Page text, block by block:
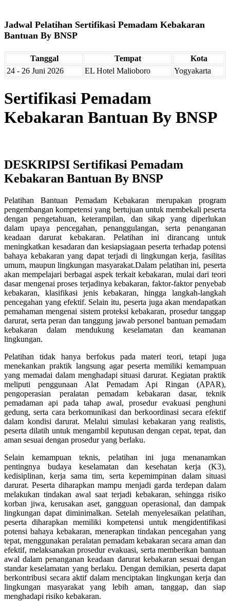
Jadwal Pelatihan Sertifikasi Pemadam Kebakaran
Bantuan By BNSP
Tanggal Tempat
Kota
24 - 26 Juni 2026
EL Hotel Malioboro Yogyakarta
Sertifikasi Pemadam
Kebakaran Bantuan By BNSP
DESKRIPSI Sertifikasi Pemadam
Kebakaran Bantuan By BNSP
Pelatihan Bantuan Pemadam Kebakaran merupakan program
pengembangan kompetensi yang bertujuan untuk membekali peserta
dengan pengetahuan, keterampilan, dan sikap yang diperlukan
dalam upaya pencegahan, penanggulangan, serta penanganan
keadaan darurat kebakaran. Pelatihan ini dirancang untuk
meningkatkan kesadaran dan kesiapsiagaan peserta terhadap potensi
bahaya kebakaran yang dapat terjadi di lingkungan kerja, fasilitas
umum, maupun lingkungan masyarakat.Dalam pelatihan ini, peserta
akan mempelajari berbagai aspek terkait kebakaran, mulai dari teori
dasar mengenai proses terjadinya kebakaran, faktor-faktor penyebab
kebakaran, klasifikasi jenis kebakaran, hingga langkah-langkah
pencegahan yang efektif. Selain itu, peserta juga akan mendapatkan
pemahaman mengenai sistem proteksi kebakaran, prosedur tanggap
darurat, serta peran dan tanggung jawab personel bantuan pemadam
kebakaran dalam mendukung keselamatan dan keamanan
lingkungan.
Pelatihan tidak hanya berfokus pada materi teori, tetapi juga
menekankan praktik langsung agar peserta memiliki kemampuan
yang memadai dalam menghadapi situasi darurat. Kegiatan praktik
meliputi penggunaan Alat Pemadam Api Ringan (APAR),
pengoperasian peralatan pemadam kebakaran dasar, teknik
pemadaman api pada tahap awal, prosedur evakuasi penghuni
gedung, serta cara berkomunikasi dan berkoordinasi secara efektif
dalam kondisi darurat. Melalui simulasi kebakaran yang realistis,
peserta dilatih untuk mengambil keputusan dengan cepat, tepat, dan
aman sesuai dengan prosedur yang berlaku.
Selain kemampuan teknis, pelatihan ini juga menanamkan
pentingnya budaya keselamatan dan kesehatan kerja (K3),
kedisiplinan, kerja sama tim, serta kepemimpinan dalam situasi
darurat. Peserta diharapkan mampu menjadi garda terdepan dalam
melakukan tindakan awal saat terjadi kebakaran, sehingga risiko
korban jiwa, kerusakan aset, gangguan operasional, dan dampak
lingkungan dapat diminimalkan. Setelah menyelesaikan pelatihan,
peserta diharapkan memiliki kompetensi untuk mengidentifikasi
potensi bahaya kebakaran, menerapkan tindakan pencegahan yang
tepat, menggunakan peralatan pemadam kebakaran secara aman dan
efektif, melaksanakan prosedur evakuasi, serta memberikan bantuan
awal dalam penanganan keadaan darurat kebakaran sesuai dengan
standar keselamatan yang berlaku. Dengan demikian, peserta dapat
berkontribusi secara aktif dalam menciptakan lingkungan kerja dan
lingkungan masyarakat yang lebih aman, tanggap, dan siap
menghadapi risiko kebakaran.